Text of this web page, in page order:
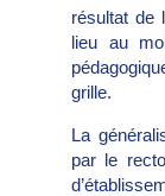
résultat de
lieu au
grille.
La
par le